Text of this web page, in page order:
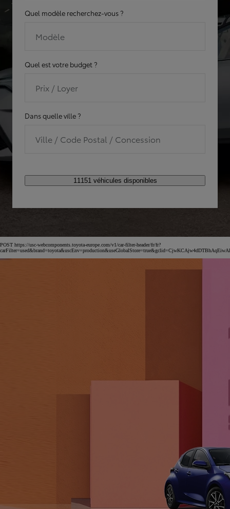
Quel modèle recherchez-vous ?
Modèle
Quel est votre budget ?
Prix / Loyer
Dans quelle ville ?
Ville / Code Postal / Concession
11151 véhicules disponibles
POST https://usc-webcomponents.toyota-europe.com/v1/car-filter-header/fr/fr?